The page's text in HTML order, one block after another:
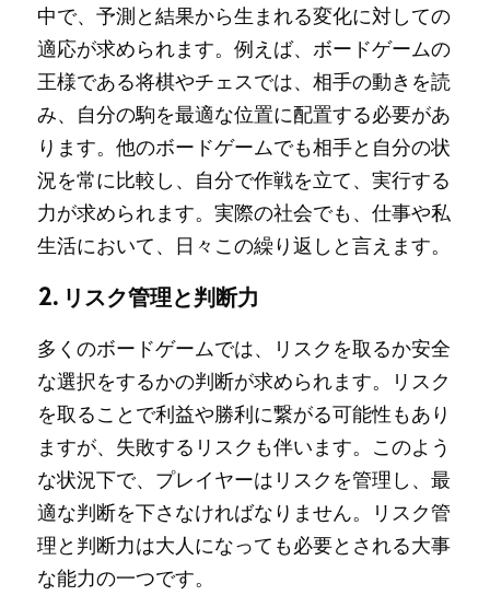
中で、予測と結果から生まれる変化に対しての
適応が求められます。例えば、ボードゲームの
王様である将棋やチェスでは、相手の動きを読
み、自分の駒を最適な位置に配置する必要があ
ります。他のボードゲームでも相手と自分の状
況を常に比較し、自分で作戦を立て、実行する
力が求められます。実際の社会でも、仕事や私
生活において、日々この繰り返しと言えます。
2. リスク管理と判断力
多くのボードゲームでは、リスクを取るか安全
な選択をするかの判断が求められます。リスク
を取ることで利益や勝利に繋がる可能性もあり
ますが、失敗するリスクも伴います。このよう
な状況下で、プレイヤーはリスクを管理し、最
適な判断を下さなければなりません。リスク管
理と判断力は大人になっても必要とされる大事
な能力の一つです。